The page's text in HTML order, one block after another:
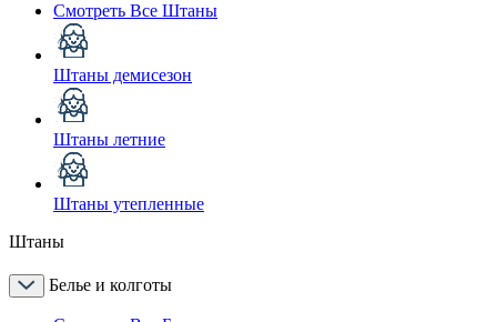
Смотреть Все Штаны
Штаны демисезон
Штаны летние
Штаны утепленные
Штаны
Белье и колготы